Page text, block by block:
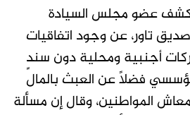
عضو مجلس السيادة
تاور، عن وجود اتفاقيات
أجنبية ومحلية دون سندٍ
فضلاً عن العبث بالمال
المواطنين، وقال إن مسألة